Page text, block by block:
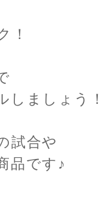
！
しましょう！
試合や
品です♪